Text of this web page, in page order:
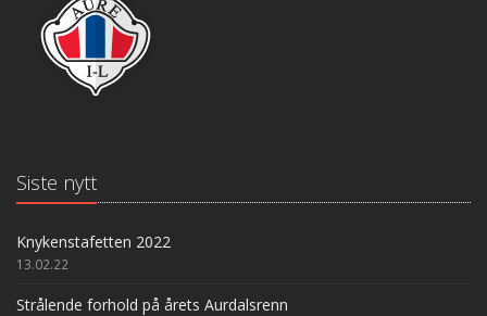
Siste nytt
Knykenstafetten 2022
13.02.22
Strålende forhold på årets Aurdalsrenn